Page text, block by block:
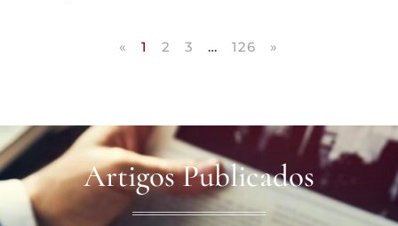
« 1 2 3 … 126 »
Artigos Publicados